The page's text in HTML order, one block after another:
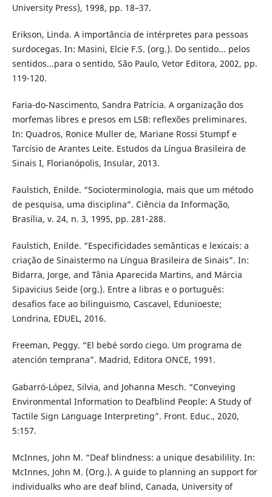
University Press), 1998, pp. 18–37.
Erikson, Linda. A importância de intérpretes para pessoas
surdocegas. In: Masini, Elcie F.S. (org.). Do sentido... pelos
sentidos...para o sentido, São Paulo, Vetor Editora, 2002, pp.
119-120.
Faria-do-Nascimento, Sandra Patrícia. A organização dos
morfemas libres e presos em LSB: reflexões preliminares.
In: Quadros, Ronice Muller de, Mariane Rossi Stumpf e
Tarcísio de Arantes Leite. Estudos da Língua Brasileira de
Sinais I, Florianópolis, Insular, 2013.
Faulstich, Enilde. “Socioterminologia, mais que um método
de pesquisa, uma disciplina”. Ciência da Informação,
Brasília, v. 24, n. 3, 1995, pp. 281-288.
Faulstich, Enilde. “Especificidades semânticas e lexicais: a
criação de Sinaistermo na Língua Brasileira de Sinais”. In:
Bidarra, Jorge, and Tânia Aparecida Martins, and Márcia
Sipavicius Seide (org.). Entre a libras e o português:
desafios face ao bilinguismo, Cascavel, Edunioeste;
Londrina, EDUEL, 2016.
Freeman, Peggy. “El bebé sordo ciego. Um programa de
atención temprana”. Madrid, Editora ONCE, 1991.
Gabarró-López, Silvia, and Johanna Mesch. “Conveying
Environmental Information to Deafblind People: A Study of
Tactile Sign Language Interpreting”. Front. Educ., 2020,
5:157.
McInnes, John M. “Deaf blindness: a unique desabilility. In:
McInnes, John M. (Org.). A guide to planning an support for
individualks who are deaf blind, Canada, University of